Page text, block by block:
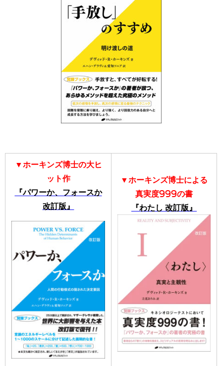
▼ホーキンズ博士の大ヒ
ット作
『パワーか、フォースか
改訂版』
▼ホーキンズ博士による
真実度999の書
『わたし 改訂版』